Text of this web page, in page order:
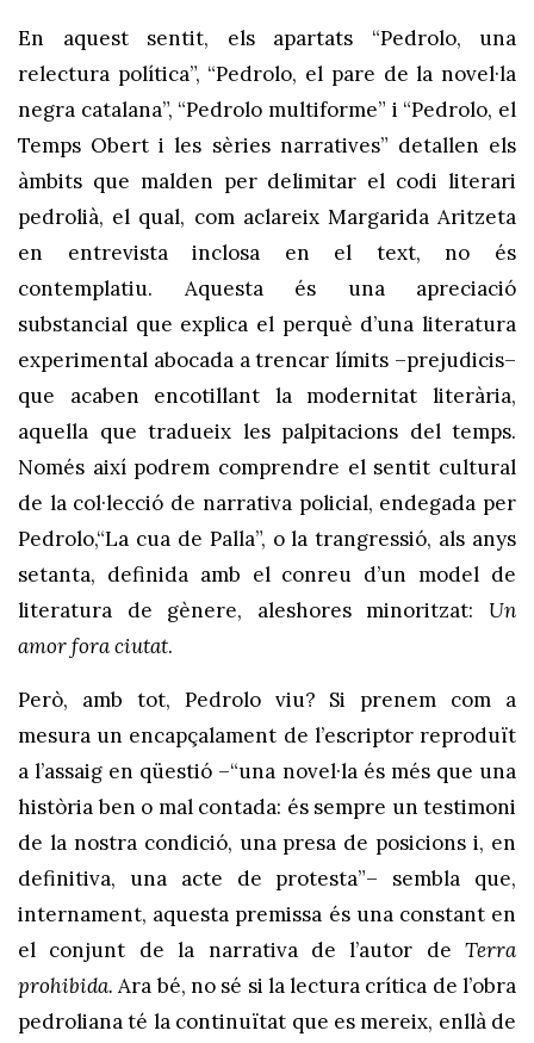
En aquest sentit, els apartats “Pedrolo, una
relectura política”, “Pedrolo, el pare de la novel·la
negra catalana”, “Pedrolo multiforme” i “Pedrolo, el
Temps Obert i les sèries narratives” detallen els
àmbits que malden per delimitar el codi literari
pedrolià, el qual, com aclareix Margarida Aritzeta
en entrevista inclosa en el text, no és
contemplatiu. Aquesta és una apreciació
substancial que explica el perquè d’una literatura
experimental abocada a trencar límits –prejudicis–
que acaben encotillant la modernitat literària,
aquella que tradueix les palpitacions del temps.
Només així podrem comprendre el sentit cultural
de la col·lecció de narrativa policial, endegada per
Pedrolo,“La cua de Palla”, o la trangressió, als anys
setanta, definida amb el conreu d’un model de
literatura de gènere, aleshores minoritzat: Un
amor fora ciutat.
Però, amb tot, Pedrolo viu? Si prenem com a
mesura un encapçalament de l’escriptor reproduït
a l’assaig en qüestió –“una novel·la és més que una
història ben o mal contada: és sempre un testimoni
de la nostra condició, una presa de posicions i, en
definitiva, una acte de protesta”– sembla que,
internament, aquesta premissa és una constant en
el conjunt de la narrativa de l’autor de Terra
prohibida.Ara bé, no sé si la lectura crítica de l’obra
pedroliana té la continuïtat que es mereix, enllà de